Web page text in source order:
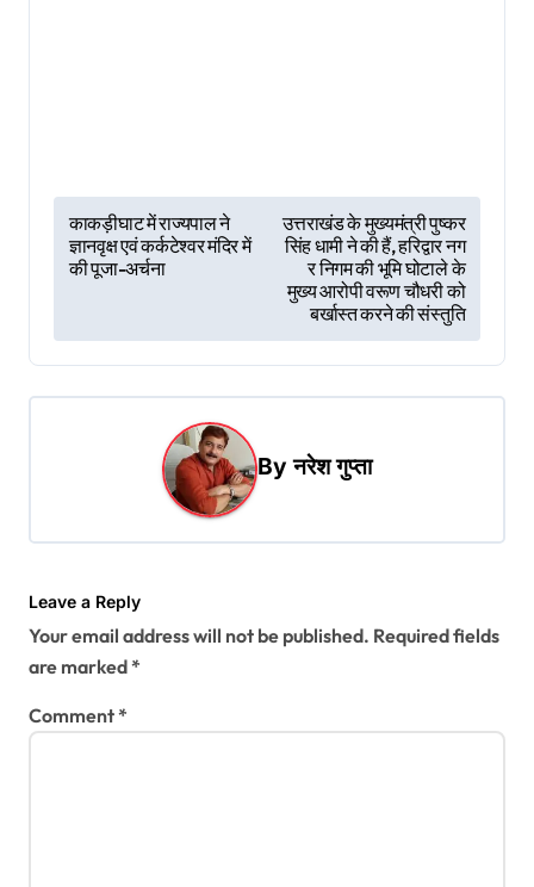
P
o
t
n
t
i
n
काकड़ीघाट में राज्यपाल ने
ज्ञानवृक्ष एवं कर्कटेश्वर मंदिर में
की पूजा-अर्चना
उत्तराखंड के मुख्यमंत्री पुष्कर
सिंह धामी ने की हैं, हरिद्वार नग
र निगम की भूमि घोटाले के
मुख्य आरोपी वरूण चौधरी को
बर्खास्त करने की संस्तुति
Byनरेश गुप्ता
Leave a Reply
Your email address will not be published. Required fields
are marked*
Comment*